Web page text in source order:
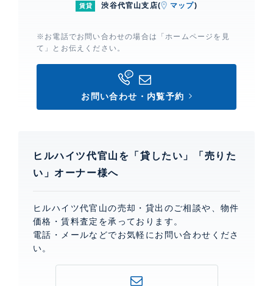
賃貸 渋谷代官山支店( マップ)
※お電話でお問い合わせの場合は「ホームページを見
て」とお伝えください。
お問い合わせ・内覧予約
ヒルハイツ代官山を「貸したい」「売りた
い」オーナー様へ
ヒルハイツ代官山の売却・貸出のご相談や、物件
価格・賃料査定を承っております。
電話・メールなどでお気軽にお問い合わせくださ
い。